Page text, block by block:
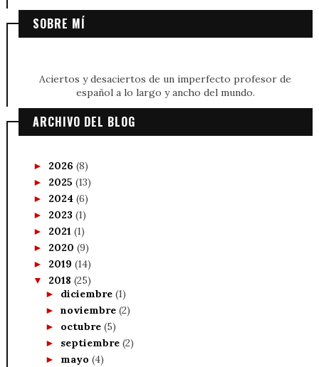
SOBRE MÍ
Aciertos y desaciertos de un imperfecto profesor de
español a lo largo y ancho del mundo.
ARCHIVO DEL BLOG
► 2026 (8)
► 2025 (13)
► 2024 (6)
► 2023 (1)
► 2021 (1)
► 2020 (9)
► 2019 (14)
▼ 2018 (25)
► diciembre (1)
► noviembre (2)
► octubre (5)
► septiembre (2)
► mayo (4)